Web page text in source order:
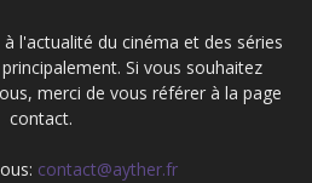
l'actualité du cinéma et des séries
Si vous souhaitez
merci de vous référer à la page
contact.
contact@ayther.fr